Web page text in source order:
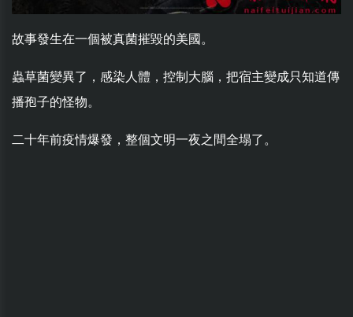
故事發生在一個被真菌摧毀的美國。
蟲草菌變異了，感染人體，控制大腦，把宿主變成只知道傳
播孢子的怪物。
二十年前疫情爆發，整個文明一夜之間全塌了。